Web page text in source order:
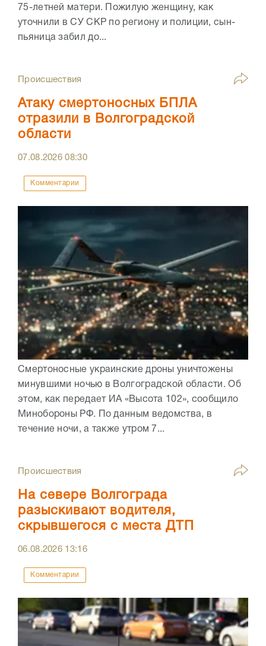
75-летней матери. Пожилую женщину, как
уточнили в СУ СКР по региону и полиции, сын-
пьяница забил до...
Происшествия
Атаку смертоносных БПЛА
отразили в Волгоградской
области
07.08.202608:30
Комментарии
Смертоносные украинские дроны уничтожены
минувшими ночью в Волгоградской области. Об
этом, как передает ИА «Высота 102», сообщило
Минобороны РФ. По данным ведомства, в
течение ночи, а также утром 7...
Происшествия
На севере Волгограда
разыскивают водителя,
скрывшегося с места ДТП
06.08.2026 13:16
Комментарии